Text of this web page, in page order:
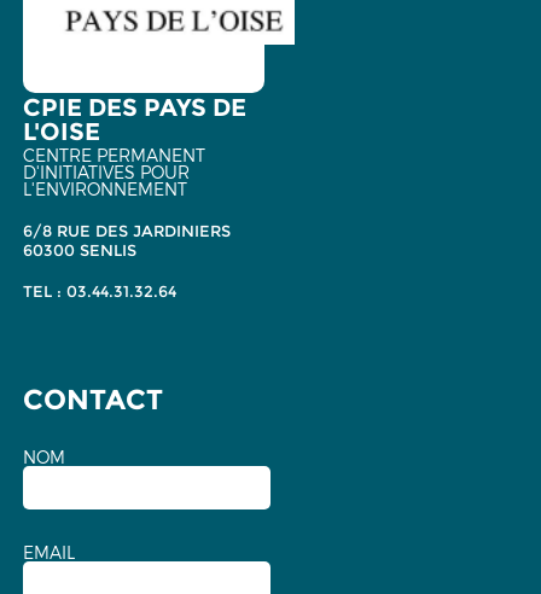
CPIE DES PAYS DE
L'OISE
CENTRE PERMANENT
D'INITIATIVES POUR
L'ENVIRONNEMENT
6/8 RUE DES JARDINIERS
60300 SENLIS
TEL : 03.44.31.32.64
CONTACT
NOM
EMAIL